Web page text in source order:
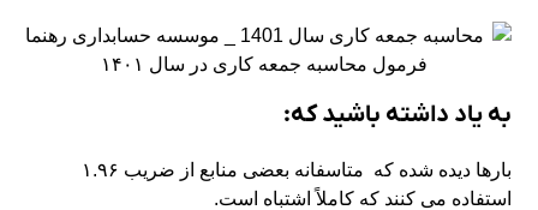
فرمول محاسبه جمعه کاری در سال ۱۴۰۱
به یاد داشته باشید که:
بارها دیده شده که متاسفانه بعضی منابع از ضریب ۱.۹۶
استفاده می کنند که کاملاً اشتباه است.